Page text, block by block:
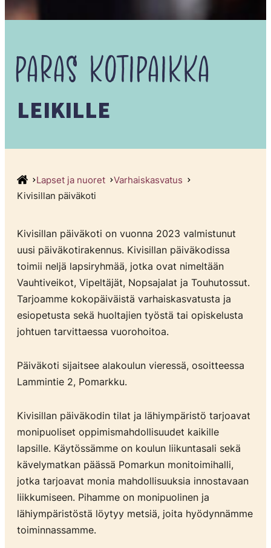
PARAS KOTIPAIKKA
LEIKILLE
Lapset ja nuoret
Varhaiskasvatus
Kivisillan päiväkoti
Kivisillan päiväkoti on vuonna 2023 valmistunut
uusi päiväkotirakennus. Kivisillan päiväkodissa
toimii neljä lapsiryhmää, jotka ovat nimeltään
Vauhtiveikot, Vipeltäjät, Nopsajalat ja Touhutossut.
Tarjoamme kokopäiväistä varhaiskasvatusta ja
esiopetusta sekä huoltajien työstä tai opiskelusta
johtuen tarvittaessa vuorohoitoa.
Päiväkoti sijaitsee alakoulun vieressä, osoitteessa
Lammintie 2, Pomarkku.
Kivisillan päiväkodin tilat ja lähiympäristö tarjoavat
monipuoliset oppimismahdollisuudet kaikille
lapsille. Käytössämme on koulun liikuntasali sekä
kävelymatkan päässä Pomarkun monitoimihalli,
jotka tarjoavat monia mahdollisuuksia innostavaan
liikkumiseen. Pihamme on monipuolinen ja
lähiympäristöstä löytyy metsiä, joita hyödynnämme
toiminnassamme.